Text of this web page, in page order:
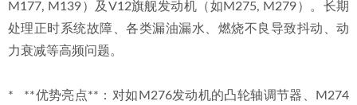
M177, M139）及V12旗舰发动机（如M275, M279）。长期
处理正时系统故障、各类漏油漏水、燃烧不良导致抖动、动
力衰减等高频问题。
*   **优势亮点**：对如M276发动机的凸轮轴调节器、M274